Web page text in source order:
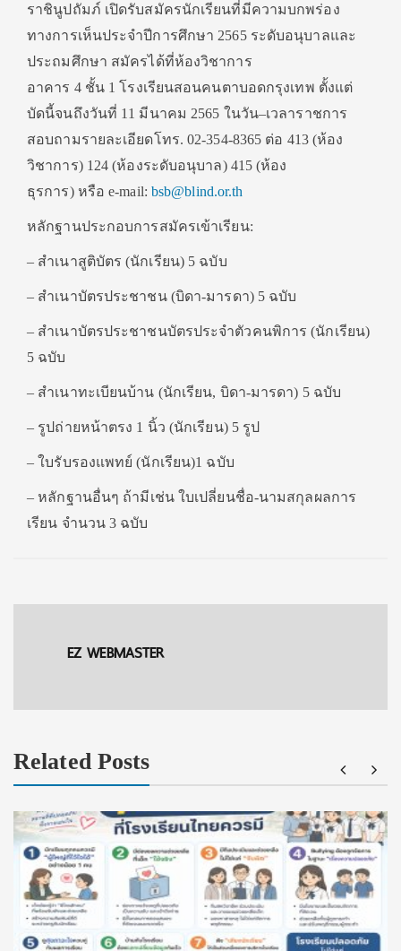
ราชินูปถัมภ์ เปิดรับสมัครนักเรียนที่มีความบกพร่อง
ทางการเห็นประจำปีการศึกษา 2565 ระดับอนุบาลและ
ประถมศึกษา สมัครได้ที่ห้องวิชาการ
อาคาร 4 ชั้น 1 โรงเรียนสอนคนตาบอดกรุงเทพ ตั้งแต่
บัดนี้จนถึงวันที่ 11 มีนาคม 2565 ในวัน–เวลาราชการ
สอบถามรายละเอียดโทร. 02-354-8365 ต่อ 413 (ห้อง
วิชาการ) 124 (ห้องระดับอนุบาล) 415 (ห้อง
ธุรการ) หรือ e-mail: bsb@blind.or.th
หลักฐานประกอบการสมัครเข้าเรียน:
– สำเนาสูติบัตร (นักเรียน) 5 ฉบับ
– สำเนาบัตรประชาชน (บิดา-มารดา) 5 ฉบับ
– สำเนาบัตรประชาชนบัตรประจำตัวคนพิการ (นักเรียน)
5 ฉบับ
– สำเนาทะเบียนบ้าน (นักเรียน, บิดา-มารดา) 5 ฉบับ
– รูปถ่ายหน้าตรง 1 นิ้ว (นักเรียน) 5 รูป
– ใบรับรองแพทย์ (นักเรียน)1 ฉบับ
– หลักฐานอื่นๆ ถ้ามีเช่น ใบเปลี่ยนชื่อ-นามสกุลผลการ
เรียน จำนวน 3 ฉบับ
EZ WEBMASTER
Related Posts